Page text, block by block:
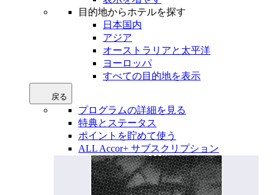
目的地からホテルを探す
日本国内
アジア
オーストラリアと太平洋
ヨーロッパ
すべての目的地を表示
戻る
プログラムの詳細を見る
特典とステータス
ポイントを貯めて使う
ALL Accor+ サブスクリプション